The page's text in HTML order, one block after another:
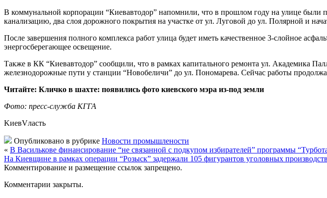
В коммунальной корпорации “Киевавтодор” напомнили, что в прошлом году на улице были
канализацию, два слоя дорожного покрытия на участке от ул. Луговой до ул. Полярной и
После завершения полного комплекса работ улица будет иметь качественное 3-слойное
энергосберегающее освещение.
Также в КК “Киевавтодор” сообщили, что в рамках капитального ремонта ул. Академика
железнодорожные пути у станции “Новобеличи” до ул. Пономарева. Сейчас работы
Читайте: Кличко в шахте: появились фото киевского мэра из-под земли
Фото: пресс-служба КГГА
KиевVласть
Опубликовано в рубрике Новости промышлености
« В Василькове финансирование “не связанной с подкупом избирателей” программы
На Киевщине в рамках операции “Розыск” задержали 105 фигурантов уголовных
Комментирование и размещение ссылок запрещено.
Комментарии закрыты.